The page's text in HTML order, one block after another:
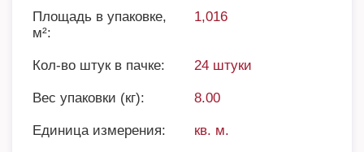
Площадь в упаковке,
м²:
1,016
Кол-во штук в пачке: 24 штуки
Вес упаковки (кг): 8.00
Единица измерения: кв. м.